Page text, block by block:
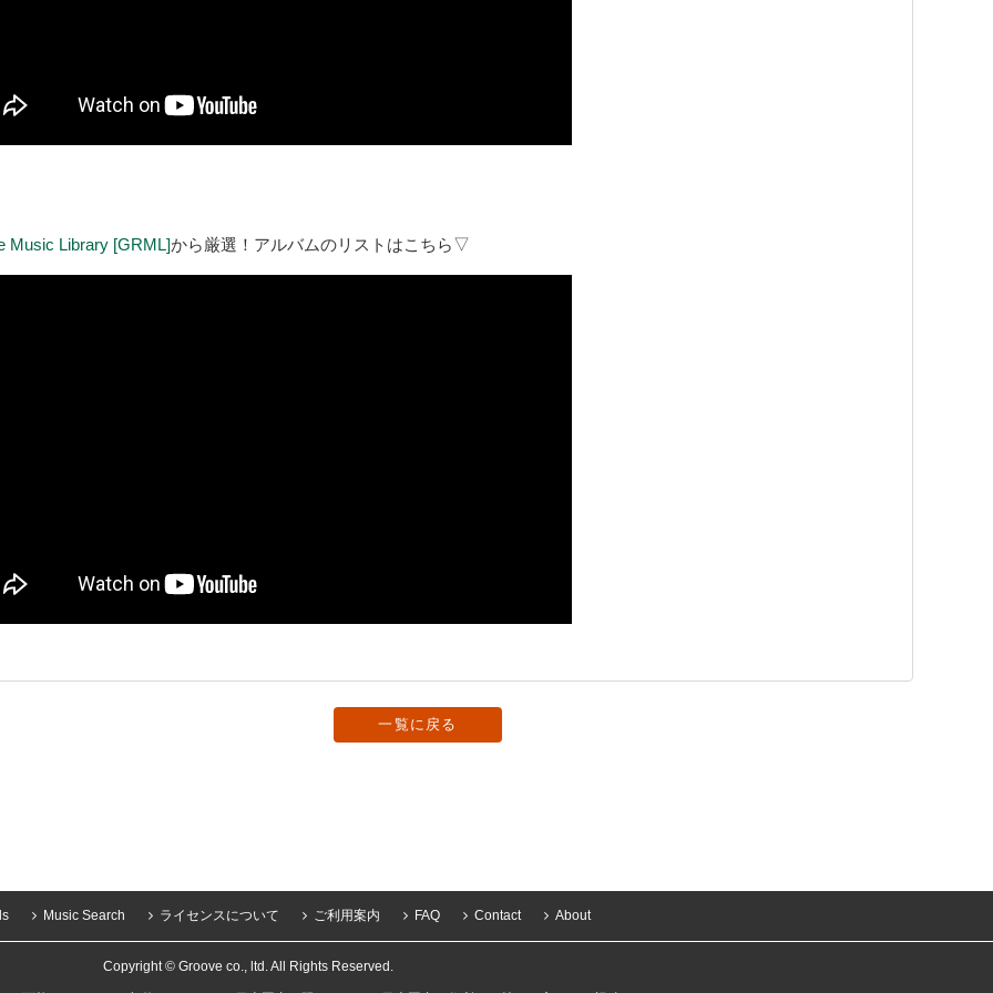
Music Library [GRML]から厳選！アルバムのリストはこちら▽
一覧に戻る
Music Search ライセンスについて ご利用案内 FAQ Contact About
Copyright © Groove co., ltd. All Rights Reserved.